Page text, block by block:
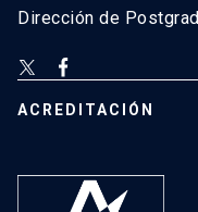
Dirección de
ACREDITACIÓN